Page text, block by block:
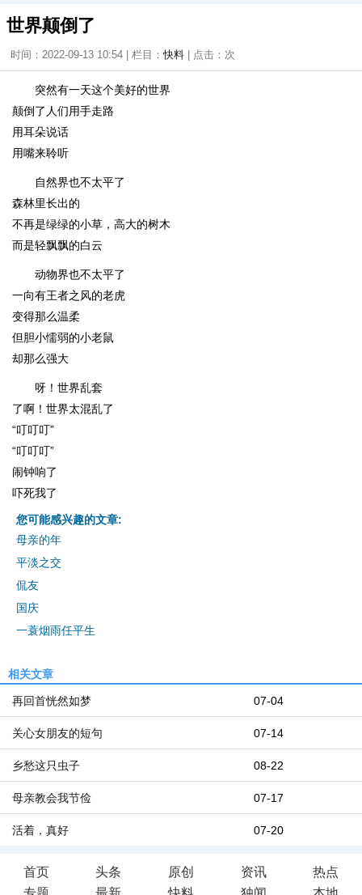
世界颠倒了
时间：2022-09-13 10:54 | 栏目：快料 | 点击： 次
突然有一天这个美好的世界
颠倒了人们用手走路
用耳朵说话
用嘴来聆听
自然界也不太平了
森林里长出的
不再是绿绿的小草，高大的树木
而是轻飘飘的白云
动物界也不太平了
一向有王者之风的老虎
变得那么温柔
但胆小懦弱的小老鼠
却那么强大
呀！世界乱套
了啊！世界太混乱了
“叮叮叮”
“叮叮叮”
闹钟响了
吓死我了
您可能感兴趣的文章:
母亲的年
平淡之交
侃友
国庆
一蓑烟雨任平生
相关文章
07-04
再回首恍然如梦
07-14
关心女朋友的短句
08-22
乡愁这只虫子
07-17
母亲教会我节俭
07-20
活着，真好
首页 头条 原创 资讯
热点